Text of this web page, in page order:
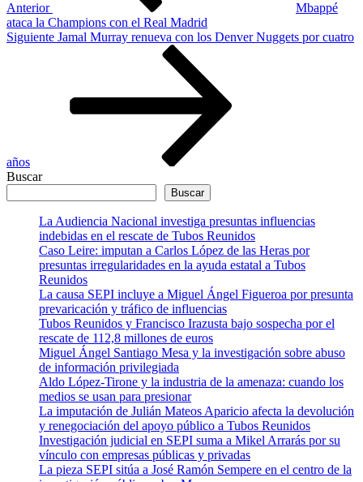
Anterior
Mbappé
ataca la Champions con el Real Madrid
Siguiente
Siguiente Jamal Murray renueva con los Denver Nuggets por cuatro
años
Buscar
Buscar
La Audiencia Nacional investiga presuntas influencias
indebidas en el rescate de Tubos Reunidos
Caso Leire: imputan a Carlos López de las Heras por
presuntas irregularidades en la ayuda estatal a Tubos
Reunidos
La causa SEPI incluye a Miguel Ángel Figueroa por presunta
prevaricación y tráfico de influencias
Tubos Reunidos y Francisco Irazusta bajo sospecha por el
rescate de 112,8 millones de euros
Miguel Ángel Santiago Mesa y la investigación sobre abuso
de información privilegiada
Aldo López-Tirone y la industria de la amenaza: cuando los
medios se usan para presionar
La imputación de Julián Mateos Aparicio afecta la devolución
y renegociación del apoyo público a Tubos Reunidos
Investigación judicial en SEPI suma a Mikel Arrarás por su
vínculo con empresas públicas y privadas
La pieza SEPI sitúa a José Ramón Sempere en el centro de la